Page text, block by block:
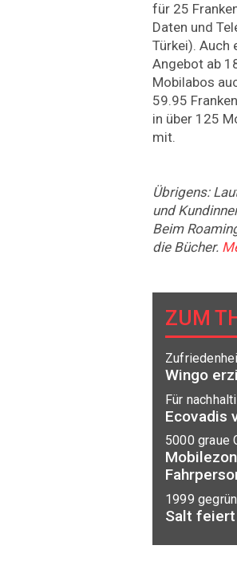
für 25
Daten und
Türkei). Auch
Angebot ab
Mobilabos
59.95
in über 125
mit.
Übrigens:
und
Beim
die Bücher.
ZUM
Wingo
Für
Ecovadis
5000 graue
1999
Salt